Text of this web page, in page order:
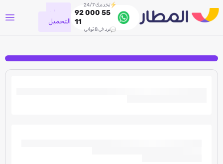
نخدمك 24/7
92 000 55
11
نرد في 8 ثواني
جاري
التحميل